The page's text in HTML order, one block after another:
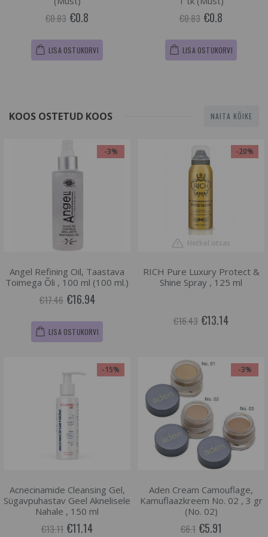
€0.83 €0.8
LISA OSTUKORVI
€0.83 €0.8
LISA OSTUKORVI
KOOS OSTETUD KOOS NAITA KÕIKE
-3%
Angel Refining Oil, Taastava
Toimega Õli , 100 ml (100 ml.)
€17.46 €16.94
LISA OSTUKORVI
-20%
Hetkel otsas
RICH Pure Luxury Protect &
Shine Spray , 125 ml
€16.43 €13.14
-15%
Acnecinamide Cleansing Gel,
Sügavpuhastav Geel Aknelisele
Nahale , 150 ml
€13.11 €11.14
-3%
Aden Cream Camouflage,
Kamuflaazkreem No. 02 , 3 gr
(No. 02)
€6.1 €5.91